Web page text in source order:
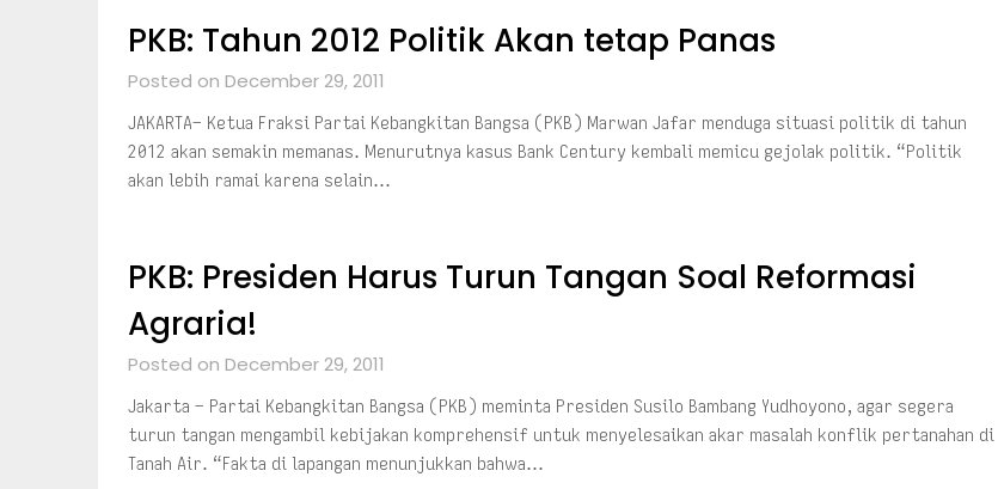
PKB: Tahun 2012 Politik Akan tetap Panas
Posted on December 29, 2011
JAKARTA– Ketua Fraksi Partai Kebangkitan Bangsa (PKB) Marwan Jafar menduga situasi politik di tahun
2012 akan semakin memanas. Menurutnya kasus Bank Century kembali memicu gejolak politik. “Politik
akan lebih ramai karena selain…
PKB: Presiden Harus Turun Tangan Soal Reformasi
Agraria!
Posted on December 29, 2011
Jakarta – Partai Kebangkitan Bangsa (PKB) meminta Presiden Susilo Bambang Yudhoyono, agar segera
turun tangan mengambil kebijakan komprehensif untuk menyelesaikan akar masalah konflik pertanahan di
Tanah Air. “Fakta di lapangan menunjukkan bahwa…